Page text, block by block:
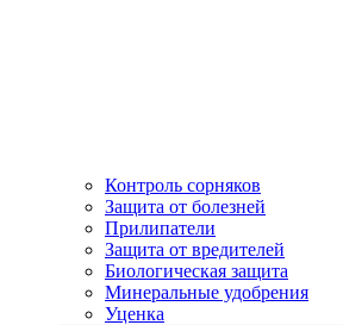
Контроль сорняков
Защита от болезней
Прилипатели
Защита от вредителей
Биологическая защита
Минеральные удобрения
Уценка